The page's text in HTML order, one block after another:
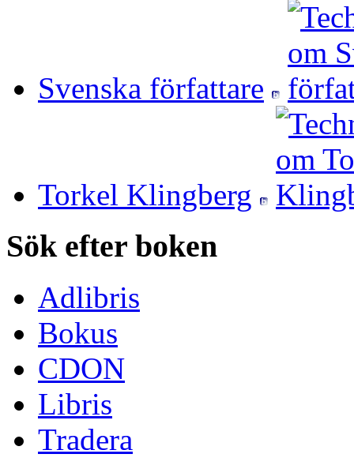
Svenska författare
Torkel Klingberg
Sök efter boken
Adlibris
Bokus
CDON
Libris
Tradera